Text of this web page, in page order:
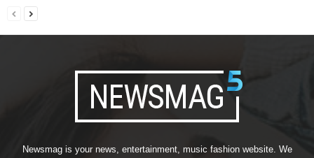
Newsmag is your news, entertainment, music fashion website. We